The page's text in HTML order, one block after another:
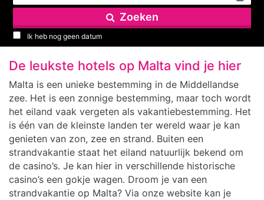
Zoeken
Ik heb nog geen datum
De leukste hotels op Malta vind je hier
Malta is een unieke bestemming in de Middellandse
zee. Het is een zonnige bestemming, maar toch wordt
het eiland vaak vergeten als vakantiebestemming. Het
is één van de kleinste landen ter wereld waar je kan
genieten van zon, zee en strand. Buiten een
strandvakantie staat het eiland natuurlijk bekend om
de casino’s. Je kan hier in verschillende historische
casino’s een gokje wagen. Droom je van een
strandvakantie op Malta? Via onze website kan je